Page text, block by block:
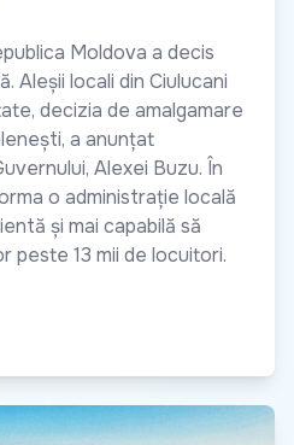
Moldova a decis
Aleșii locali din Ciulucani
decizia de amalgamare
a anunțat
Alexei Buzu. În
o administrație locală
și mai capabilă să
peste 13 mii de locuitori.